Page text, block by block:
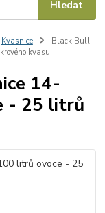
Hledat
Kvasnice
Black Bull
kvasu
14-
- 25 litrů